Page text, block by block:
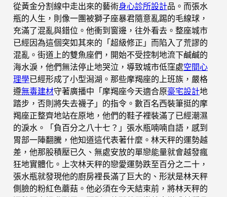
從黃金分割線中走出來的藝術身心診所設計品。而張水
瓶的人生，則像一團被獅子座暴君隨意亂踢的毛線球，
充滿了混亂與錯位。他衝到窗邊，往外看去。整座城市
已經因為這個突如其來的「超級修正」而陷入了荒謬的
混亂。街道上的雙魚座們，開始不受控制地流下鹹鹹的
海水淚，他們無法停止地哭泣，導致城市低窪處空間心
理學已經形成了小型潟湖。那些摩羯座的上班族，嚴格
遵無毒建材守著廣播中「摩羯座今天適合原豪宅設計地
踏步，否則將失去襪子」的指令。數百名西裝筆挺的摩
羯座正整齊地站在原地，他們的鞋子裡裝滿了已經潮濕
的淚水。「負百分之八十七？」張水瓶喃喃自語，感到
胃部一陣翻騰，他知道這代表著什麼。林天秤的運勢越
差，他那股積壓已久、無處安放的單戀能量就會越發瘋
狂地實體化。上次林天秤的戀愛運勢跌至百分之二十，
張水瓶就發現他的廚房裡長滿了巨大的、形狀是林天秤
側臉的粉紅色蘑菇。他必須在今天結束前，將林天秤的